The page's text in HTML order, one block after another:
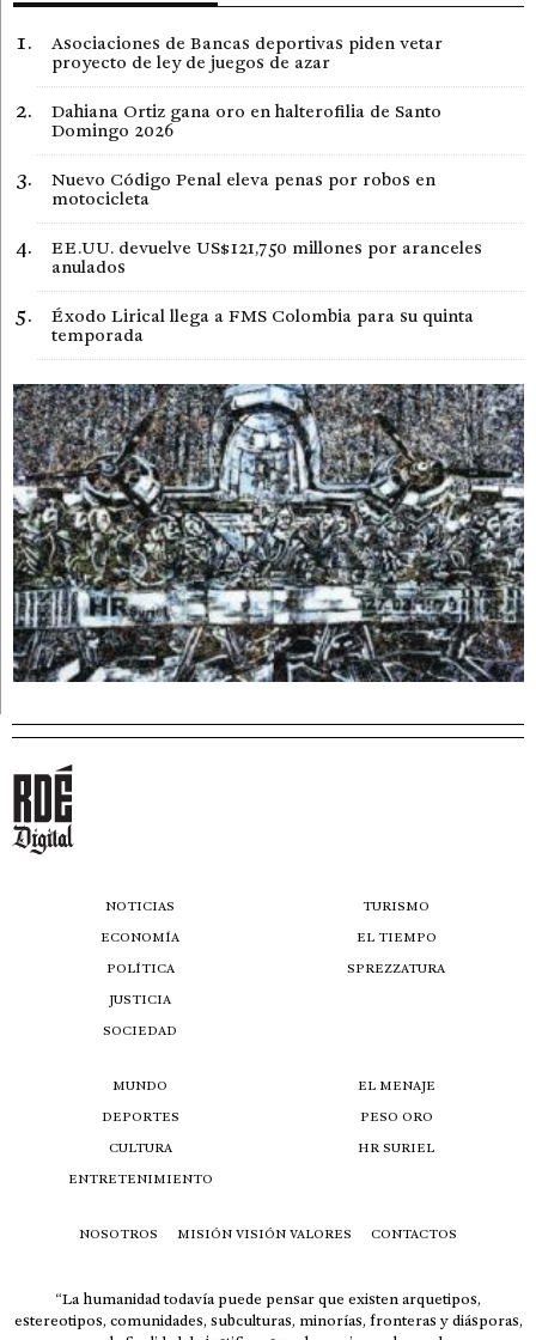
Asociaciones de Bancas deportivas piden vetar
proyecto de ley de juegos de azar
Dahiana Ortiz gana oro en halterofilia de Santo
Domingo 2026
Nuevo Código Penal eleva penas por robos en
motocicleta
EE.UU. devuelve US$121,750 millones por aranceles
anulados
Éxodo Lirical llega a FMS Colombia para su quinta
temporada
NOTICIAS
ECONOMÍA
POLÍTICA
JUSTICIA
SOCIEDAD
TURISMO
EL TIEMPO
SPREZZATURA
MUNDO
DEPORTES
CULTURA
ENTRETENIMIENTO
EL MENAJE
PESO ORO
HR SURIEL
NOSOTROS MISIÓN VISIÓN VALORES CONTACTOS
“La humanidad todavía puede pensar que existen arquetipos,
estereotipos, comunidades, subculturas, minorías, fronteras y diásporas,